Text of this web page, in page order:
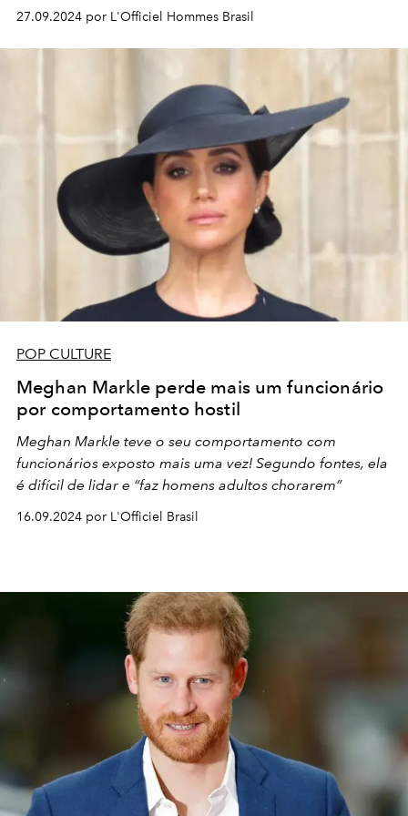
27.09.2024 por L'Officiel Hommes Brasil
POP CULTURE
Meghan Markle perde mais um funcionário
por comportamento hostil
Meghan Markle teve o seu comportamento com
funcionários exposto mais uma vez! Segundo fontes, ela
é difícil de lidar e “faz homens adultos chorarem”
16.09.2024 por L'Officiel Brasil